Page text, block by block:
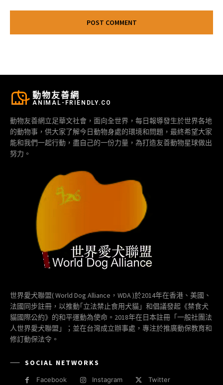
動物友善網
ANIMAL-FRIENDLY.CO
動物友善網立足華文社會，面向全世界，每日報導發生於世界各地
的動物事，供大家了解今日動物身處的環境和問題，最終希望大家
能和我們一起行動，盡自己的一份力量，為打造友善動物星球做出
努力。
世界愛犬聯盟( World Dog Alliance，WDA )於2014年在香港、美國、
法國同步註冊，以推動｢立法禁止食用犬貓」和倡議發起《禁食犬
貓國際公約》的和平運動為使命。2018年在日本註冊「一般社團法
人世界愛犬聯盟」；並在台灣成立辦事處，專注於推廣動保教育和
修訂動保法令。
SOCIAL NETWORKS
Facebook Instagram Twitter